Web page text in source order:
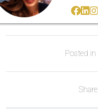
Posted in
Share